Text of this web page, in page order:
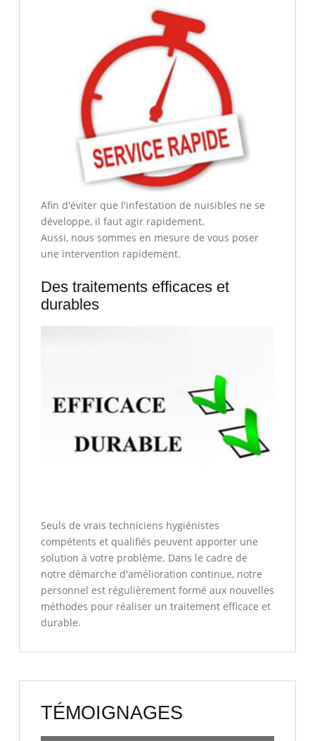
Afin d'éviter que l'infestation de nuisibles ne se
développe, il faut agir rapidement.
Aussi, nous sommes en mesure de vous poser
une intervention rapidement.
Des traitements efficaces et
durables
Seuls de vrais techniciens hygiénistes
compétents et qualifiés peuvent apporter une
solution à votre problème. Dans le cadre de
notre démarche d'amélioration continue, notre
personnel est régulièrement formé aux nouvelles
méthodes pour réaliser un traitement efficace et
durable.
TÉMOIGNAGES